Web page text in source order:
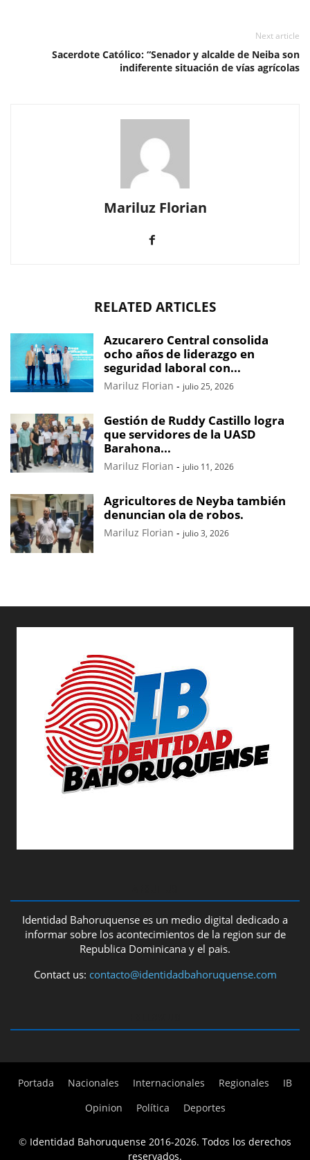
Next article
Sacerdote Católico: “Senador y alcalde de Neiba son
indiferente situación de vías agrícolas
Mariluz Florian
RELATED ARTICLES
Azucarero Central consolida
ocho años de liderazgo en
seguridad laboral con...
Mariluz Florian - julio 25, 2026
Gestión de Ruddy Castillo logra
que servidores de la UASD
Barahona...
Mariluz Florian - julio 11, 2026
Agricultores de Neyba también
denuncian ola de robos.
Mariluz Florian - julio 3, 2026
Identidad Bahoruquense es un medio digital dedicado a
informar sobre los acontecimientos de la region sur de
Republica Dominicana y el pais.
Contact us: contacto@identidadbahoruquense.com
Portada Nacionales Internacionales Regionales
IB
Opinion
Política Deportes
© Identidad Bahoruquense 2016-2026. Todos los derechos
reservados.